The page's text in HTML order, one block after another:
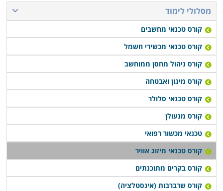
מבוקש ולסלול לעצמם קריירה רווחית ובתנאי העסקה טובים
יותר. חלק מהמכללות מעניקות שירותי השמה לבוגרים, ובכך
מקלות עליהם בצעדיהם הראשונים בשוק העבודה.
לימודי קורס טכנאי מיזוג אוויר מתקיימים במוסדות לימוד
רבים ברחבי הארץ: חיפה, תל אביב, רמת גן, פתח תקווה,
כפר סבא ועוד במספר מקומות רבים ברחבים הארץ.
במרבית המקומות מדובר בלימודי ערב או בוקר במסלול
גמיש, כך שאפשר יהיה לעבור את הקורס במקביל להמשך
העבודה הקיימת.
מסלולי לימוד
קורס טכנאי מחשבים
קורס טכנאי מכשירי חשמל
קורס ניהול מחסן ממוחשב
קורס מיגון ואבטחה
קורס טכנאי סלולר
קורס מנעולן
טכנאי מכשור רפואי
קורס טכנאי מיזוג אוויר
קורס בקרים מתוכנתים
קורס שרברבות (אינסטלציה)